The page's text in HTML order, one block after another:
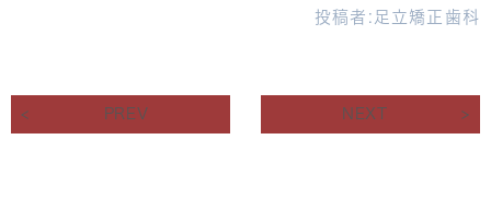
投稿者: 足立矯正歯科
PREV NEXT